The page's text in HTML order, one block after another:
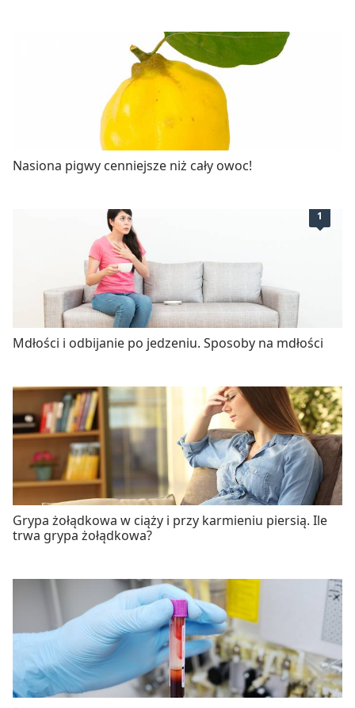
Nasiona pigwy cenniejsze niż cały owoc!
1
Mdłości i odbijanie po jedzeniu. Sposoby na mdłości
Grypa żołądkowa w ciąży i przy karmieniu piersią. Ile
trwa grypa żołądkowa?